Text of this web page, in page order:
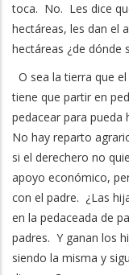
toca. No. Les dice
hectáreas, les dan el
hectáreas ¿de dónde
O sea la tierra que
tiene que partir en
pedacear para pueda
No hay reparto
si el derechero no
apoyo económico,
con el padre. ¿Las
en la pedaceada de
padres. Y ganan los
siendo la misma y